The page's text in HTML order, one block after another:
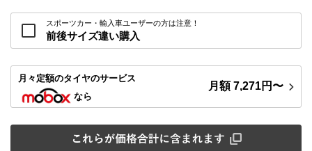
スポーツカー・輸入車ユーザーの方は注意！
前後サイズ違い購入
月々定額のタイヤのサービス
なら
月額7,271円〜